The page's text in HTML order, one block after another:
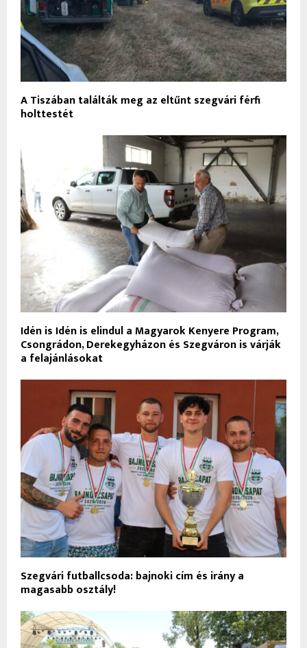
A Tiszában találták meg az eltűnt szegvári férfi
holttestét
Idén is Idén is elindul a Magyarok Kenyere Program,
Csongrádon, Derekegyházon és Szegváron is várják
a felajánlásokat
Szegvári futballcsoda: bajnoki cím és irány a
magasabb osztály!